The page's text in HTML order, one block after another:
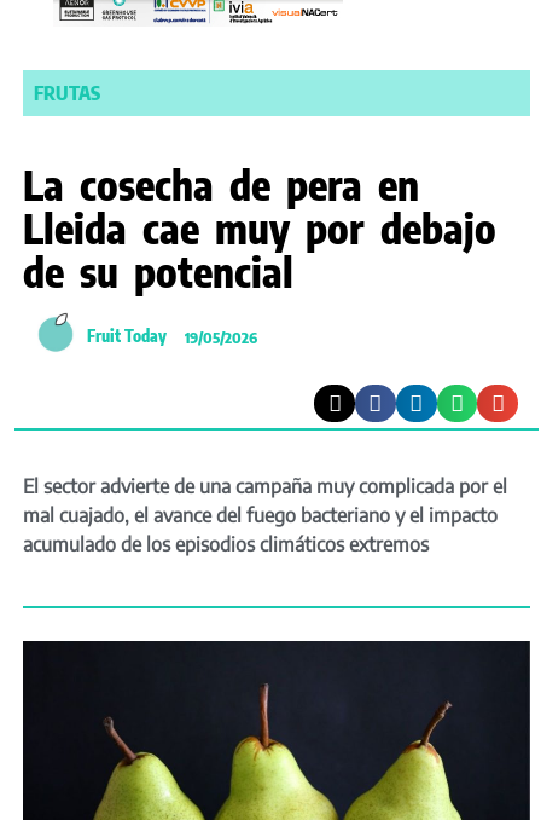
FRUTAS
La cosecha de pera en
Lleida cae muy por debajo
de su potencial
Fruit Today 19/05/2026
El sector advierte de una campaña muy complicada por el
mal cuajado, el avance del fuego bacteriano y el impacto
acumulado de los episodios climáticos extremos